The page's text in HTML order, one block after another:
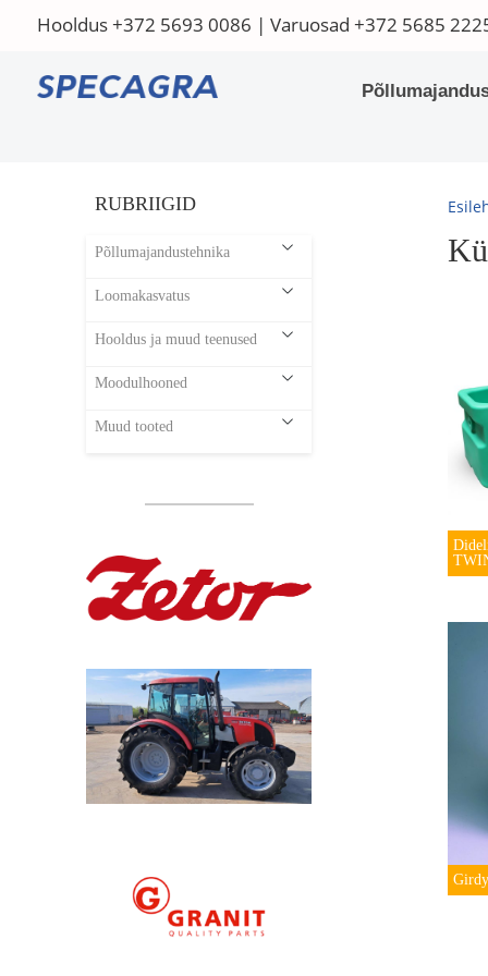
Hooldus+372 5693 0086 | Varuosad +372 5685
RUBRIIGID
Põllumajandustehnika
Loomakasvatus
Hooldus ja muud teenused
Moodulhooned
Muud tooted